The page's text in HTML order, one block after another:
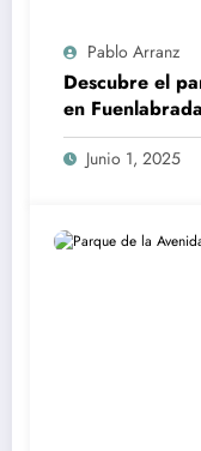
Pablo Arranz
Descubre el
en
Junio 1, 2025